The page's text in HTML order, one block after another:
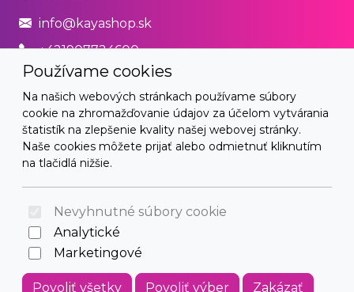
Používame cookies
Na našich webových stránkach používame súbory
cookie na zhromažďovanie údajov za účelom vytvárania
štatistík na zlepšenie kvality našej webovej stránky.
Naše cookies môžete prijať alebo odmietnuť kliknutím
na tlačidlá nižšie.
Nevyhnutné súbory cookie
Analytické
Marketingové
Povoliť všetky Povoliť výber Zakázať
info@kayashop.sk
+421907724600
Právne
Obchodné podmienky
Zásady používania cookies
© 2026 Arrabella s.r.o., mayabella s.r.o., Všetky práva
vyhradené.
Hosting: - Web: